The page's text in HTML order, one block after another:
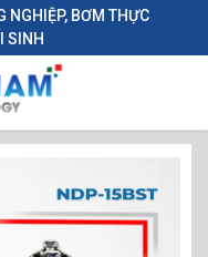
NGHIỆP, BƠM THỰC
SINH